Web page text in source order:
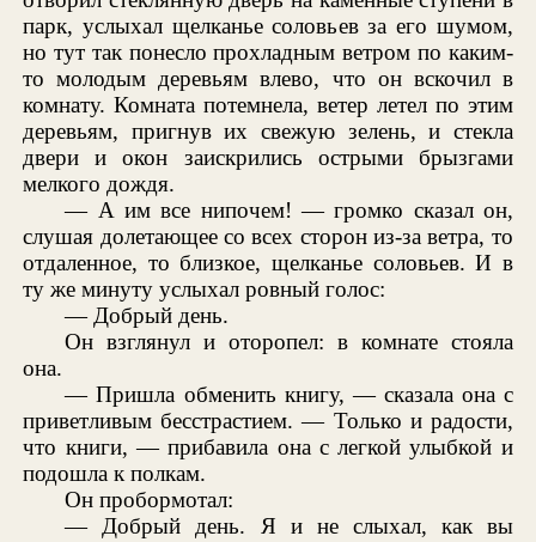
парк, услыхал щелканье соловьев за его шумом,
но тут так понесло прохладным ветром по каким-
то молодым деревьям влево, что он вскочил в
комнату. Комната потемнела, ветер летел по этим
деревьям, пригнув их свежую зелень, и стекла
двери и окон заискрились острыми брызгами
мелкого дождя.
— А им все нипочем! — громко сказал он,
слушая долетающее со всех сторон из-за ветра, то
отдаленное, то близкое, щелканье соловьев. И в
ту же минуту услыхал ровный голос:
— Добрый день.
Он взглянул и оторопел: в комнате стояла
она.
— Пришла обменить книгу, — сказала она с
приветливым бесстрастием. — Только и радости,
что книги, — прибавила она с легкой улыбкой и
подошла к полкам.
Он пробормотал:
— Добрый день. Я и не слыхал, как вы